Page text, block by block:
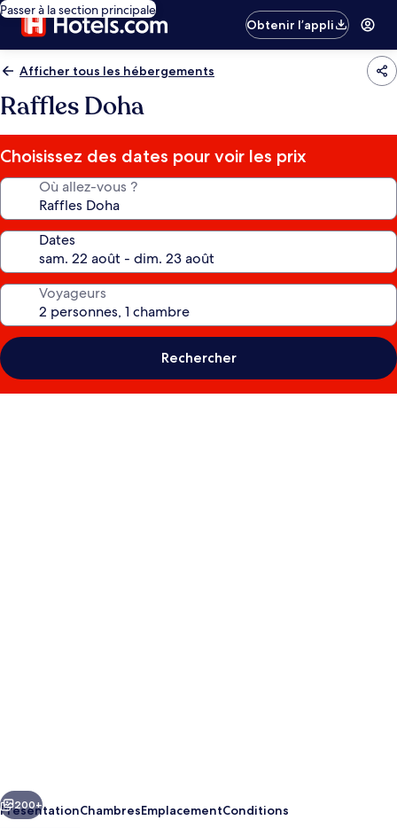
Passer à la section principale
Obtenir l’appli
Afficher tous les hébergements
Raffles Doha
Choisissez des dates pour voir les prix
Où allez-vous ?
Dates
Voyageurs
Rechercher
Suivant
200+
PrésentationChambresEmplacementConditions